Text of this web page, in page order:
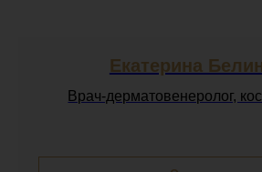
Екатерина
Врач-дерматовенеролог,